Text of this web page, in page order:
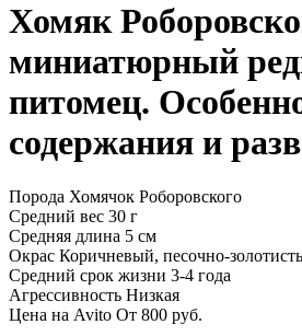
Хомяк
миниатюрный
питомец.
содержания и
Порода Хомячок Роборовского
Средний вес 30 г
Средняя длина 5 см
Окрас Коричневый, песочно-
Средний срок жизни 3-4 года
Агрессивность Низкая
Цена на Avito От 800 руб.